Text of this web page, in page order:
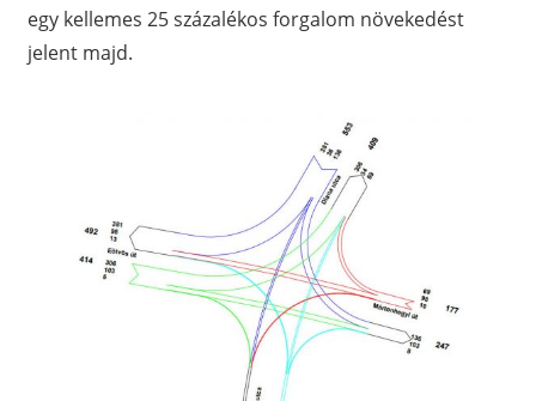
egy kellemes 25 százalékos forgalom növekedést
jelent majd.